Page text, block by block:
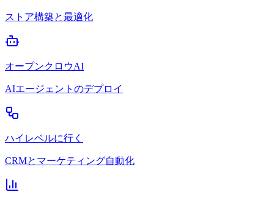
ストア構築と最適化
オープンクロウAI
AIエージェントのデプロイ
ハイレベルに行く
CRMとマーケティング自動化